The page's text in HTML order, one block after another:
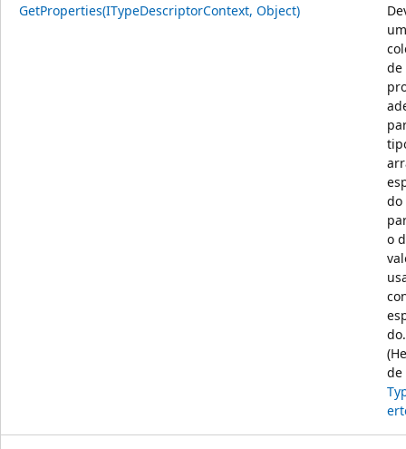
GetProperties(ITypeDescriptorContext, Object)
de
do
o
do.
de